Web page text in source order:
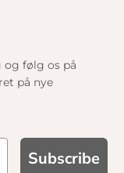
og følg os på
på nye
Subscribe